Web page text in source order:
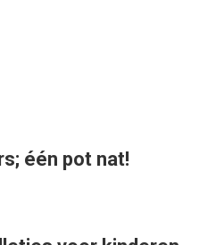
één pot nat!